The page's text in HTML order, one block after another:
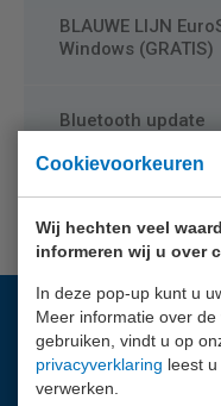
Cookievoorkeuren
Wij hechten veel
informeren wij u over
In deze pop-up kunt u
Meer informatie over
gebruiken, vindt u op
privacyverklaring leest
verwerken.
BLAUWE LIJN
Windows (GRATIS)
Bluetooth update
Megger
Vragen?
Wij helpen je graag.